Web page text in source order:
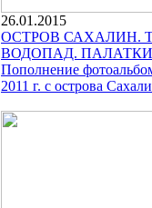
26.01.2015
ОСТРОВ САХАЛИН.
ВОДОПАД. ПАЛАТКИ
Пополнение
2011 г. с острова